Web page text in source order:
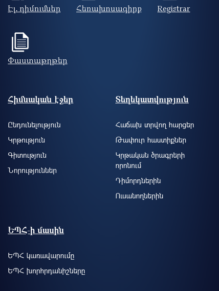
Էլ. դիմումներ Հեռախոսագիրք Registrar
Փաստաթղթեր
Footer site information
Հիմնական էջեր
Ընդունելություն
Կրթություն
Գիտություն
Նորություններ
Տեղեկատվություն
Հաճախ տրվող հարցեր
Թափուր հաստիքներ
Կրթական ծրագրերի
որոնում
Դիմորդներին
Ուսանողներին
ԵՊՀ-ի մասին
ԵՊՀ կառավարումը
ԵՊՀ խորհրդանիշները